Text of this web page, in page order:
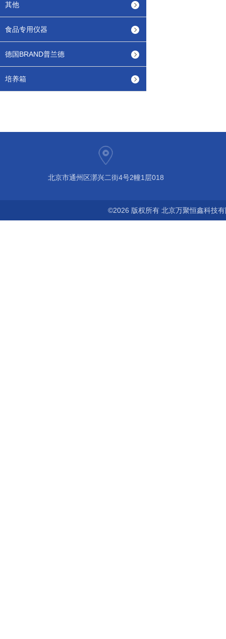
其他
食品专用仪器
德国BRAND普兰德
培养箱
北京市通州区漷兴二街4号2幢1层018
©2026 版权所有 北京万聚恒鑫科技